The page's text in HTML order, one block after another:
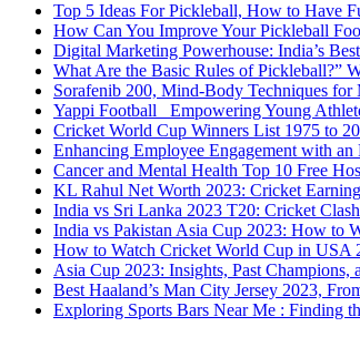
Top 5 Ideas For Pickleball, How to Have
How Can You Improve Your Pickleball
Digital Marketing Powerhouse: India’s
What Are the Basic Rules of Pickleball?”
Sorafenib 200, Mind-Body Techniques for
Yappi Football_ Empowering Young
Cricket World Cup Winners List 1975 to
Enhancing Employee Engagement with
Cancer and Mental Health Top 10 Free
KL Rahul Net Worth 2023: Cricket
India vs Sri Lanka 2023 T20: Cricket
India vs Pakistan Asia Cup 2023: How to
How to Watch Cricket World Cup in USA
Asia Cup 2023: Insights, Past Champions,
Best Haaland’s Man City Jersey 2023,
Exploring Sports Bars Near Me : Finding